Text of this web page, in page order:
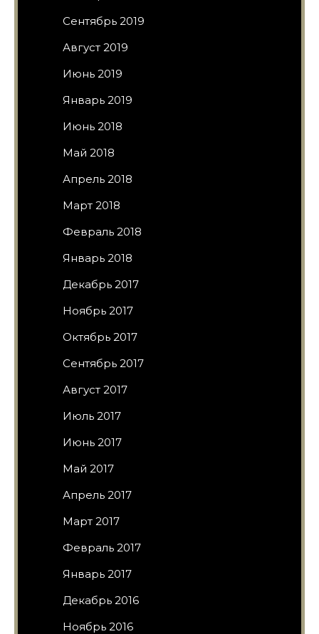
Сентябрь 2019
Август 2019
Июнь 2019
Январь 2019
Июнь 2018
Май 2018
Апрель 2018
Март 2018
Февраль 2018
Январь 2018
Декабрь 2017
Ноябрь 2017
Октябрь 2017
Сентябрь 2017
Август 2017
Июль 2017
Июнь 2017
Май 2017
Апрель 2017
Март 2017
Февраль 2017
Январь 2017
Декабрь 2016
Ноябрь 2016